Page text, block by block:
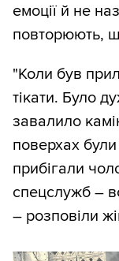
емоції й не
повторюють,
"Коли був
тікати. Було
завалило
поверхах
прибігали
спецслужб –
– розповіли